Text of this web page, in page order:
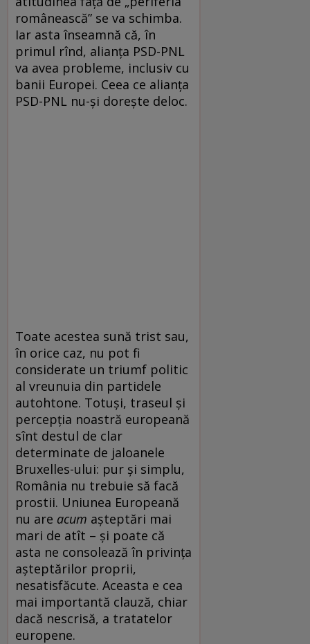
românească” se va schimba.
Iar asta înseamnă că, în
primul rînd, alianța PSD-PNL
va avea probleme, inclusiv cu
banii Europei. Ceea ce alianța
PSD-PNL nu-și dorește deloc.
Toate acestea sună trist sau,
în orice caz, nu pot fi
considerate un triumf politic
al vreunuia din partidele
autohtone. Totuși, traseul și
percepția noastră europeană
sînt destul de clar
determinate de jaloanele
Bruxelles-ului: pur și simplu,
România nu trebuie să facă
prostii. Uniunea Europeană
nu are acum așteptări mai
mari de atît – și poate că
asta ne consolează în privința
așteptărilor proprii,
nesatisfăcute. Aceasta e cea
mai importantă clauză, chiar
dacă nescrisă, a tratatelor
europene.